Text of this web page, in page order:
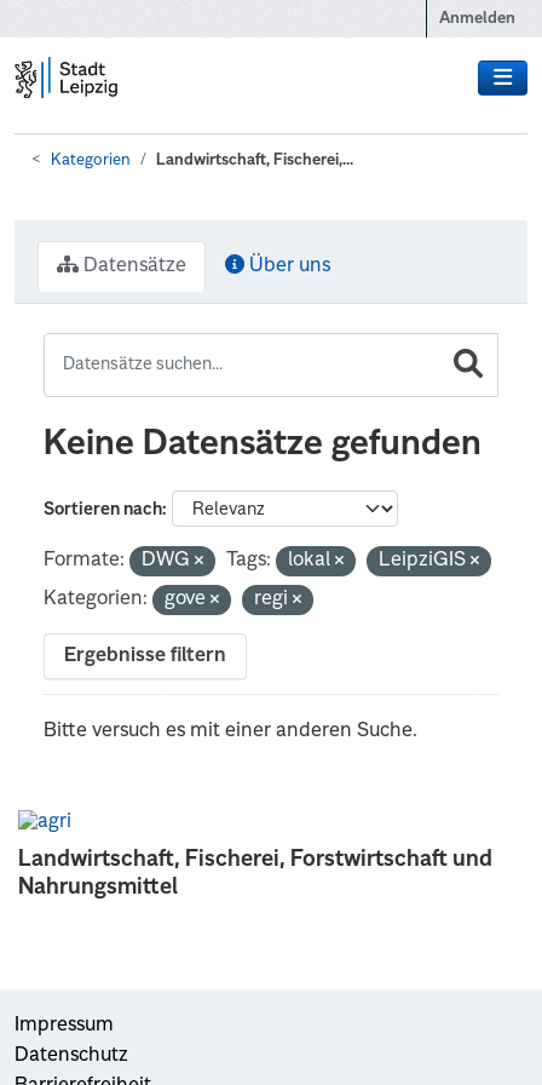
Anmelden
Kategorien Landwirtschaft, Fischerei,...
Landwirtschaft, Fischerei, Forstwirtschaft und
Nahrungsmittel
Datensätze Über uns
Keine Datensätze gefunden
Sortieren nach
Formate: DWG Tags: lokal
LeipziGIS
Kategorien:
gove regi
Ergebnisse filtern
Bitte versuch es mit einer anderen Suche.
Impressum
Datenschutz